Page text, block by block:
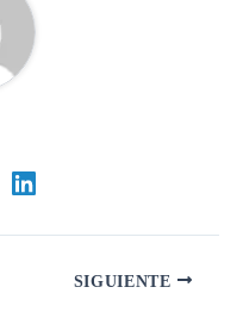
SIGUIENTE